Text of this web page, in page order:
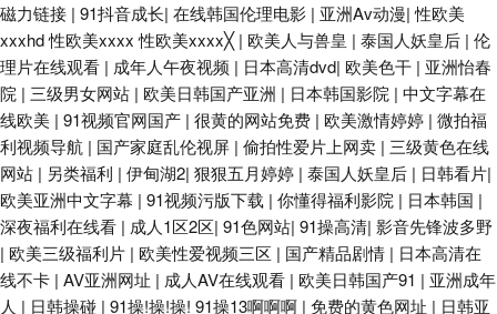
磁力链接 | 91抖音成长| 在线韩国伦理电影 | 亚洲Av动漫|性欧美
xxxhd 性欧美xxxx 性欧美xxxx╳| 欧美人与兽皇 | 泰国人妖皇后 | 伦
理片在线观看 | 成年人午夜视频 | 日本高清dvd| 欧美色干 | 亚洲怡春
院 | 三级男女网站 | 欧美日韩国产亚洲 | 日本韩国影院 | 中文字幕在
线欧美 | 91视频官网国产 | 很黄的网站免费 | 欧美激情婷婷 | 微拍福
利视频导航 | 国产家庭乱伦视屏 | 偷拍性爱片上网卖 | 三级黄色在线
网站 | 另类福利 | 伊甸湖2| 狠狠五月婷婷 | 泰国人妖皇后 | 日韩看片|
欧美亚洲中文字幕 | 91视频污版下载 | 你懂得福利影院 | 日本韩国 |
深夜福利在线看 | 成人1区2区| 91色网站| 91操高清| 影音先锋波多野
| 欧美三级福利片 | 欧美性爱视频三区 | 国产精品剧情 | 日本高清在
线不卡 | AV亚洲网址 | 成人AV在线观看 | 欧美日韩国产91 | 亚洲成年
人 | 日韩操碰 | 91操!操!操! 91操13啊啊啊 | 免费的黄色网址 | 日韩亚